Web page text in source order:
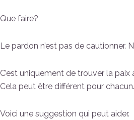
Que faire?
Le pardon n’est pas de cautionner.
C’est uniquement de trouver la paix
Cela peut être différent pour chacun.
Voici une suggestion qui peut aider.